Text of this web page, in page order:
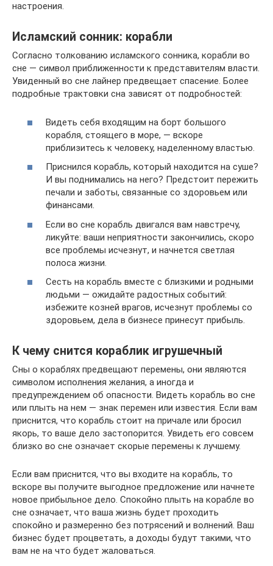
настроения.
Исламский сонник: корабли
Согласно толкованию исламского сонника, корабли во
сне — символ приближенности к представителям власти.
Увиденный во сне лайнер предвещает спасение. Более
подробные трактовки сна зависят от подробностей:
Видеть себя входящим на борт большого
корабля, стоящего в море, — вскоре
приблизитесь к человеку, наделенному властью.
Приснился корабль, который находится на суше?
И вы поднимались на него? Предстоит пережить
печали и заботы, связанные со здоровьем или
финансами.
Если во сне корабль двигался вам навстречу,
ликуйте: ваши неприятности закончились, скоро
все проблемы исчезнут, и начнется светлая
полоса жизни.
Сесть на корабль вместе с близкими и родными
людьми — ожидайте радостных событий:
избежите козней врагов, исчезнут проблемы со
здоровьем, дела в бизнесе принесут прибыль.
К чему снится кораблик игрушечный
Сны о кораблях предвещают перемены, они являются
символом исполнения желания, а иногда и
предупреждением об опасности. Видеть корабль во сне
или плыть на нем — знак перемен или известия. Если вам
приснится, что корабль стоит на причале или бросил
якорь, то ваше дело застопорится. Увидеть его совсем
близко во сне означает скорые перемены к лучшему.
Если вам приснится, что вы входите на корабль, то
вскоре вы получите выгодное предложение или начнете
новое прибыльное дело. Спокойно плыть на корабле во
сне означает, что ваша жизнь будет проходить
спокойно и размеренно без потрясений и волнений. Ваш
бизнес будет процветать, а доходы будут такими, что
вам не на что будет жаловаться.